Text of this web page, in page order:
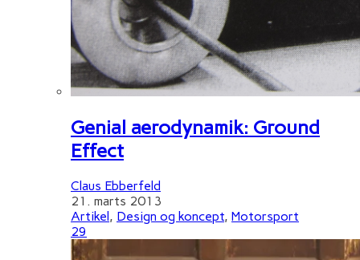
Genial aerodynamik: Ground
Effect
Claus Ebberfeld
21. marts 2013
Artikel, Design og koncept, Motorsport
29